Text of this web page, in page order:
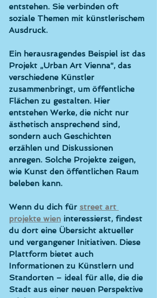
entstehen. Sie verbinden oft
soziale Themen mit künstlerischem
Ausdruck.
Ein herausragendes Beispiel ist das
Projekt „Urban Art Vienna“, das
verschiedene Künstler
zusammenbringt, um öffentliche
Flächen zu gestalten. Hier
entstehen Werke, die nicht nur
ästhetisch ansprechend sind,
sondern auch Geschichten
erzählen und Diskussionen
anregen. Solche Projekte zeigen,
wie Kunst den öffentlichen Raum
beleben kann.
Wenn du dich für street art
projekte wien interessierst, findest
du dort eine Übersicht aktueller
und vergangener Initiativen. Diese
Plattform bietet auch
Informationen zu Künstlern und
Standorten – ideal für alle, die die
Stadt aus einer neuen Perspektive